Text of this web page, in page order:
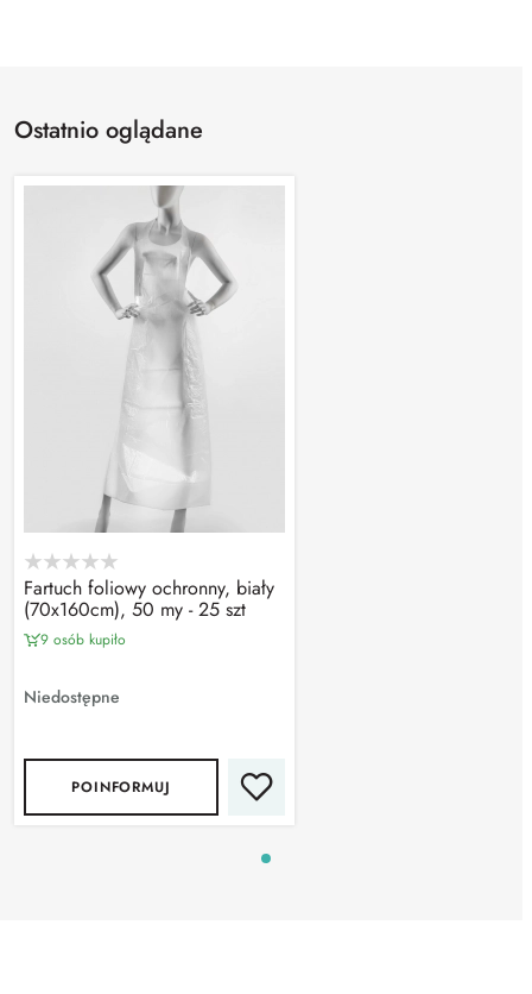
Ostatnio oglądane
Fartuch foliowy ochronny, biały
(70x160cm), 50 my - 25 szt
9 osób kupiło
Niedostępne
POINFORMUJ